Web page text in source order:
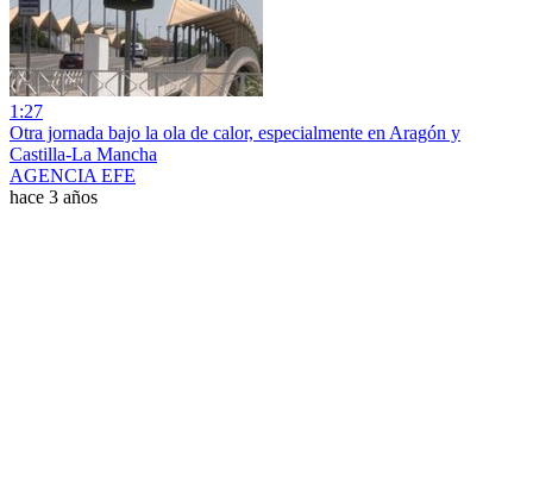
1:27
Otra jornada bajo la ola de calor, especialmente en Aragón y
Castilla-La Mancha
AGENCIA EFE
hace 3 años